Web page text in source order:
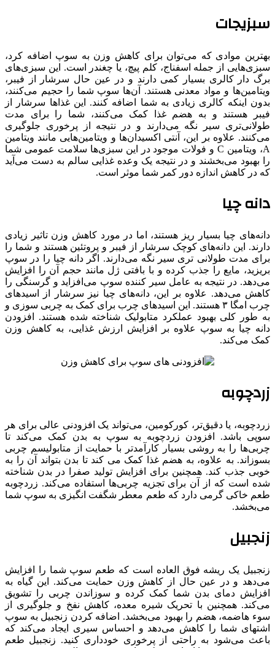
سبزیجات
بهترین موادی که می‌توان برای کاهش وزن به سوپ اضافه کرد،
سبزی‌هایی از جمله اسفناج، کلم پیچ، یا چغندر است. این سبزی‌های
برگ دار کالری بسیار کمی دارند و در عین حال سرشار از فیبر،
ویتامین‌ها و مواد معدنی هستند. آن‌ها سوپ شما را حجیم می‌کنند،
بدون اینکه کالری زیادی به شما اضافه کنند. این غذاها سرشار از
فیبر هستند و به هضم غذا کمک می‌کنند، شما را برای مدت
طولانی‌تری سیر نگه می‌دارند و در نتیجه از پرخوری جلوگیری
می‌کنند. علاوه بر این، آنتی اکسیدان‌ها و ویتامین‌هایی مانند ویتامین
A، ویتامین C و فولات موجود در این سبزی‌ها سلامت عمومی شما
را بهبود می‌بخشند و در نتیجه یک وعده غذایی سالم به دست می‌آید
که در کاهش اندازه دور کمر شما موثر است.
دانه چیا
دانه‌های چیا بسیار ریز هستند، اما در مورد کاهش وزن تاثیر زیادی
دارند. این دانه‌های کوچک سرشار از فیبر و پروتئین هستند و شما را
برای مدت طولانی تری سیر نگه می‌دارند. اگر دانه چیا را در سوپ
بریزید، مایع را جذب کرده و با بافتی ژل مانند حجم آن را افزایش
می‌دهد. در نتیجه به عامل سیر کننده سوپ می‌افزاید و گرسنگی را
کاهش می‌دهد. علاوه بر این، دانه‌های چیا نیز سرشار از اسیدهای
چرب امگا ۳ هستند. این اسیدهای چرب برای کمک به چربی سوزی و
به طور کلی بهبود عملکرد متابولیک شناخته شده هستند. افزودن
دانه چیا به سوپ علاوه بر افزایش ارزش غذایی، به کاهش وزن
کمک می‌کند.
زردچوبه
زردچوبه، یا دقیق‌تر، کورکومین، می‌تواند یک افزودنی عالی برای هر
سوپی باشد. افزودن زردچوبه به سوپ به بدن کمک می‌کند تا
چربی‌ها را به روشی بسیار کارآمدتر با حمایت از متابولیسم چربی
بسوزاند. به علاوه، به هضم غذا کمک می کند تا بدن بتواند آن را به
خوبی جذب کند. همچنین برای افزایش تولید صفرا در بدن شناخته
شده است که از آن برای تجزیه چربی‌ها استفاده می‌کند. زردچوبه
طعم خاکی گرمی دارد که طعم معطر شگفت انگیزی به سوپ شما
می‌بخشد.
زنجبیل
زنجبیل یک ریشه فوق العاده است که طعم سوپ شما را افزایش
می‌دهد و در عین حال از کاهش وزن حمایت می‌کند. این گیاه به
افزایش دمای بدن شما کمک کرده و سوزاندن چربی را تشویق
می‌کند. همچنین با تحریک شیره معده، کاهش نفخ و جلوگیری از
سوء هاضمه، هضم را بهبود می‌بخشد. اضافه کردن زنجبیل به سوپ
اشتهای شما را کاهش می‌دهد و احساس سیری ایجاد می‌کند که
باعث می‌شود به راحتی از پرخوری خودداری کنید. زنجبیل طعم